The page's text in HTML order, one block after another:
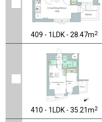
409 - 1LDK - 28.47m2
410 - 1LDK - 35.21m2